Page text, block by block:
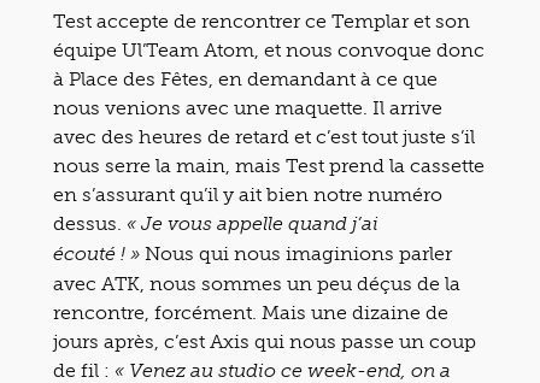
Test accepte de rencontrer ce Templar et son
équipe Ul’Team Atom, et nous convoque donc
à Place des Fêtes, en demandant à ce que
nous venions avec une maquette. Il arrive
avec des heures de retard et c’est tout juste s’il
nous serre la main, mais Test prend la cassette
en s’assurant qu’il y ait bien notre numéro
dessus.
« Je vous appelle quand j’ai
écouté ! » Nous qui nous imaginions parler
avec ATK, nous sommes un peu déçus de la
rencontre, forcément. Mais une dizaine de
jours après, c’est Axis qui nous passe un coup
de fil : « Venez au studio ce week-end, on a